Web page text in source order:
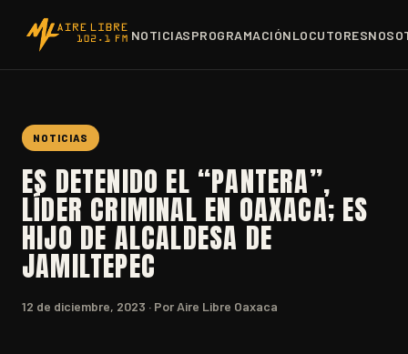
NOTICIASPROGRAMACIÓNLOCUTORES
NOTICIAS
ES DETENIDO EL “PANTERA”,
LÍDER CRIMINAL EN OAXACA; ES
HIJO DE ALCALDESA DE
JAMILTEPEC
12 de diciembre, 2023 · Por Aire Libre Oaxaca